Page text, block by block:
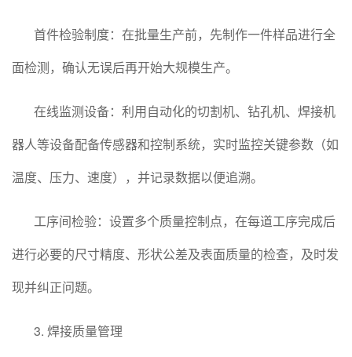
首件检验制度：在批量生产前，先制作一件样品进行全
面检测，确认无误后再开始大规模生产。
在线监测设备：利用自动化的切割机、钻孔机、焊接机
器人等设备配备传感器和控制系统，实时监控关键参数（如
温度、压力、速度），并记录数据以便追溯。
工序间检验：设置多个质量控制点，在每道工序完成后
进行必要的尺寸精度、形状公差及表面质量的检查，及时发
现并纠正问题。
3. 焊接质量管理